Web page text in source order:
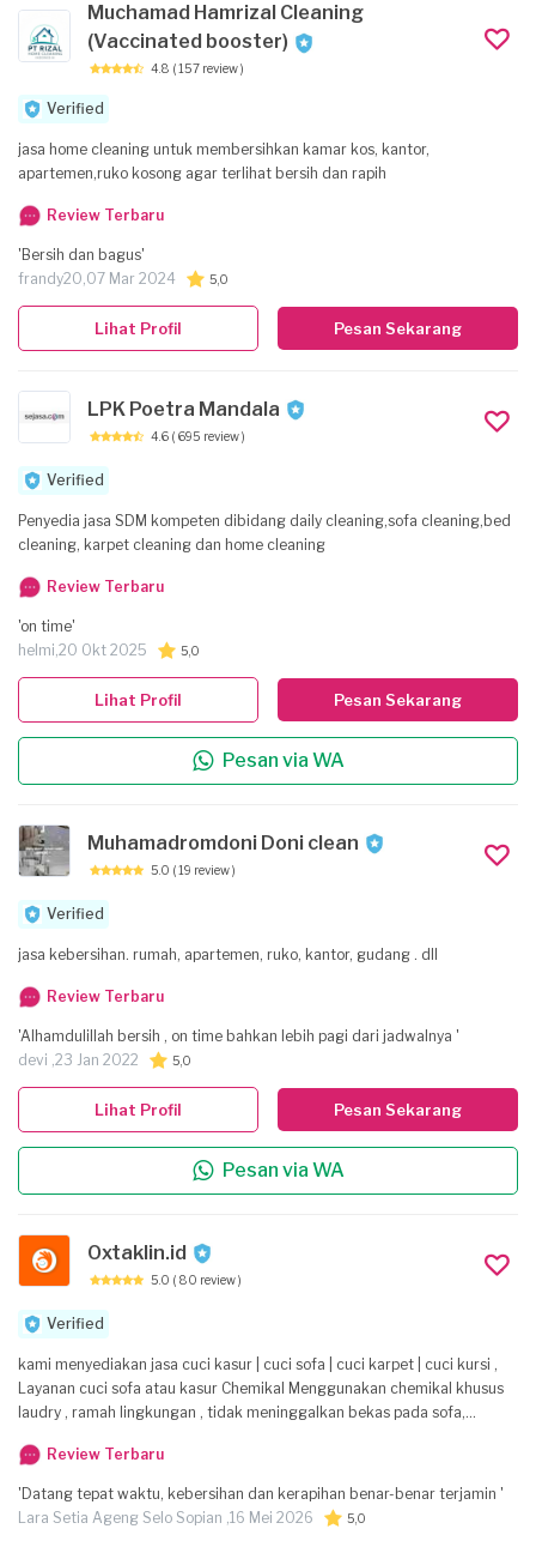
Muchamad Hamrizal Cleaning
(Vaccinated booster)
4.8 ( 157 review )
Verified
jasa home cleaning untuk membersihkan kamar kos, kantor,
apartemen,ruko kosong agar terlihat bersih dan rapih
Review Terbaru
'Bersih dan bagus'
frandy20,07 Mar 2024 5,0
Pesan Sekarang
Lihat Profil
LPK Poetra Mandala
4.6 ( 695 review )
Verified
Penyedia jasa SDM kompeten dibidang daily cleaning,sofa cleaning,bed
cleaning, karpet cleaning dan home cleaning
Review Terbaru
'on time'
helmi,20 Okt 2025 5,0
Pesan Sekarang
Pesan via WA
Lihat Profil
Muhamadromdoni Doni clean
5.0 ( 19 review )
Verified
jasa kebersihan. rumah, apartemen, ruko, kantor, gudang . dll
Review Terbaru
'Alhamdulillah bersih , on time bahkan lebih pagi dari jadwalnya '
devi ,23 Jan 2022 5,0
Pesan Sekarang
Pesan via WA
Lihat Profil
Oxtaklin.id
5.0 ( 80 review )
Verified
kami menyediakan jasa cuci kasur | cuci sofa | cuci karpet | cuci kursi ,
Layanan cuci sofa atau kasur Chemikal Menggunakan chemikal khusus
laudry , ramah lingkungan , tidak meninggalkan bekas pada sofa,
Jabodetabek tanpa biyaya tambahan transportasi 🙏😊 untuk semua
pekerjaan yang kami telah lakukan bergaransi 3 hari setelah pekerjaan
(syarat dan ketentuan berlaku) jadi jangan khawatir lagi kasur atau sofa
nya masih bau setelah di cuci . karena kami mengutamakan kepuasan
Review Terbaru
'Datang tepat waktu, kebersihan dan kerapihan benar-benar terjamin '
Lara Setia Ageng Selo Sopian ,16 Mei 2026 5,0